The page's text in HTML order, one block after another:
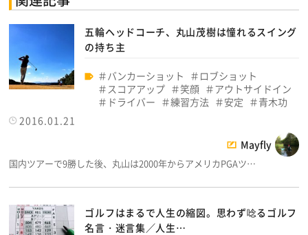
五輪ヘッドコーチ、丸山茂樹は憧れるスイング
の持ち主
バンカーショット
ロブショット
スコアアップ
笑顔
アウトサイドイン
ドライバー
練習方法 安定
青木功
2016.01.21
Mayfly
国内ツアーで9勝した後、丸山は2000年からアメリカPGAツ…
ゴルフはまるで人生の縮図。思わず唸るゴルフ
名言・迷言集／人生…